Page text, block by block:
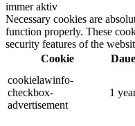
immer aktiv
Necessary cookies are
function properly. These
security features of the
Cookie
cookielawinfo-
checkbox-
advertisement
1